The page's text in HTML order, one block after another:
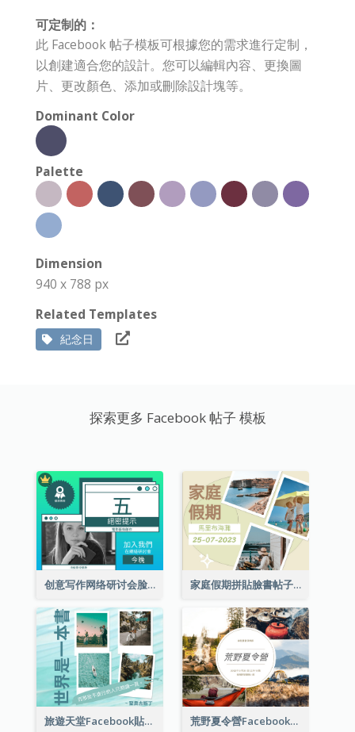
可定制的：
此 Facebook 帖子模板可根據您的需求進行定制，
以創建適合您的設計。您可以編輯內容、更換圖
片、更改顏色、添加或刪除設計塊等。
Dominant Color
Palette
Dimension
940 x 788 px
Related Templates
紀念日
探索更多 Facebook 帖子 模板
创意写作网络研讨会脸书帖子 家庭假期拼貼臉書帖子
旅遊天堂Facebook貼子 荒野夏令營Facebook帖子